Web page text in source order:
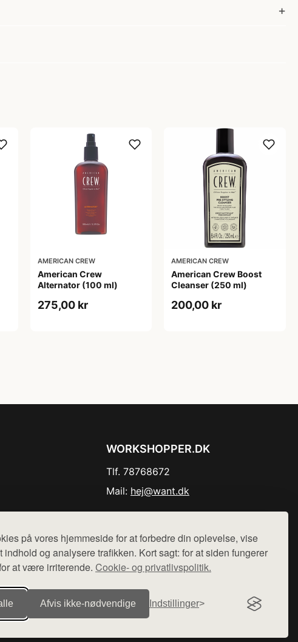
på vores hjemmeside for at forbedre din oplevelse, vise
indhold og analysere trafikken. Kort sagt: for at siden fungerer
at være irriterende. Cookie- og privatlivspolitik.
Afvis ikke‑nødvendige Indstillinger
AMERICAN CREW
American Crew
Alternator (100 ml)
275,00 kr
AMERICAN CREW
American Crew Boost
Cleanser (250 ml)
200,00 kr
WORKSHOPPER.DK
Tlf. 78768672
Mail: hej@want.dk
Der sælges ikke varer fra denne side - vi henviser til de shops,